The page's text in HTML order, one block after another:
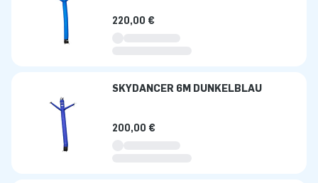
220,00 €
SKYDANCER 6M DUNKELBLAU
200,00 €